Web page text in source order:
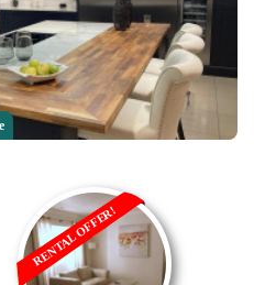
RENTAL OFFER!